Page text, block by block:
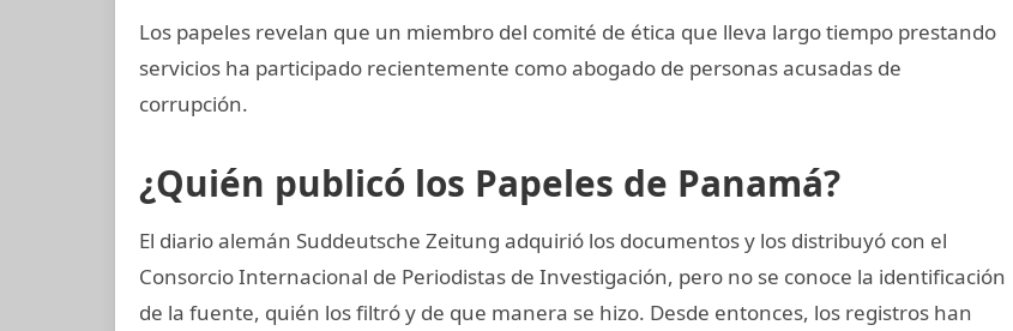
Los papeles revelan que un miembro del comité de ética que lleva largo tiempo prestando
servicios ha participado recientemente como abogado de personas acusadas de
corrupción.
¿Quién publicó los Papeles de Panamá?
El diario alemán Suddeutsche Zeitung adquirió los documentos y los distribuyó con el
Consorcio Internacional de Periodistas de Investigación, pero no se conoce la identificación
de la fuente, quién los filtró y de que manera se hizo. Desde entonces, los registros han